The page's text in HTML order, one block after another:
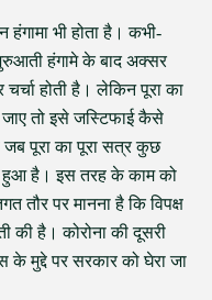
भी होता है। कभी-
हंगामे के बाद अक्सर
होती है। लेकिन पूरा का
तो इसे जस्टिफाई कैसे
पूरा का पूरा सत्र कुछ
हुआ है। इस तरह के काम को
तौर पर मानना है कि विपक्ष
की है। कोरोना की दूसरी
मुद्दे पर सरकार को घेरा जा